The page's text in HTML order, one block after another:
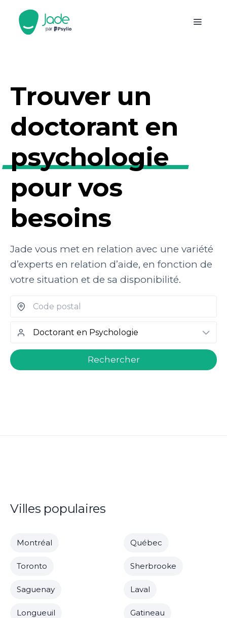
Trouver un
doctorant en
psychologie
pour vos
besoins
Jade vous met en relation avec une variété
d’experts en relation d’aide, en fonction de
votre situation et de sa disponibilité.
welcome.search.find.subtitle
Rechercher
Villes populaires
Montréal Québec
Toronto Sherbrooke
Saguenay Laval
Longueuil Gatineau